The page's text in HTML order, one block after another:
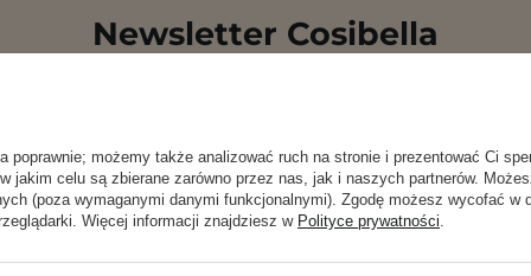
Newsletter Cosibella
eksperckie porady, beauty nowości -
email
się na otrzymywanie wiadomości marketingowych i
poprawnie; możemy także analizować ruch na stronie i prezentować Ci
jakim celu są zbierane zarówno przez nas, jak i naszych partnerów.
(poza wymaganymi danymi funkcjonalnymi). Zgodę możesz wycofać w
Więcej informacji znajdziesz w Polityce prywatności